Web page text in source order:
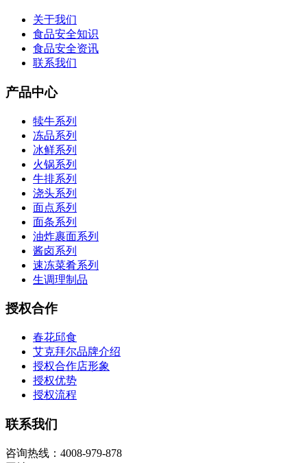
关于我们
食品安全知识
食品安全资讯
联系我们
产品中心
犊牛系列
冻品系列
冰鲜系列
火锅系列
牛排系列
浇头系列
面点系列
面条系列
油炸裹面系列
酱卤系列
速冻菜肴系列
生调理制品
授权合作
春花邱食
艾克拜尔品牌介绍
授权合作店形象
授权优势
授权流程
联系我们
咨询热线：4008-979-878